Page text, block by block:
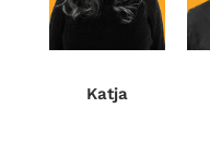
Katja